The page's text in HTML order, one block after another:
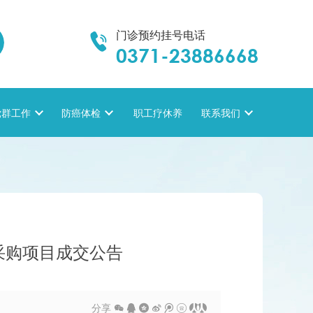
 门诊预约挂号电话
0371-23886668
工作  防癌体检  职工疗休养 联系我们 
项目成交公告
分享       